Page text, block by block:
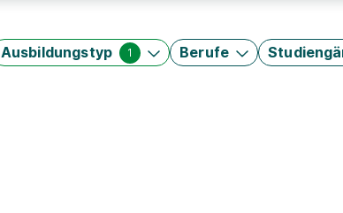
Ausbildungstyp 1 Berufe